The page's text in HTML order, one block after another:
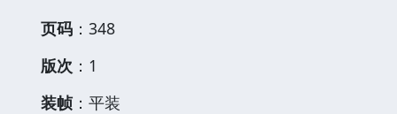
页码 ：348
版次 ：1
装帧 ：平装